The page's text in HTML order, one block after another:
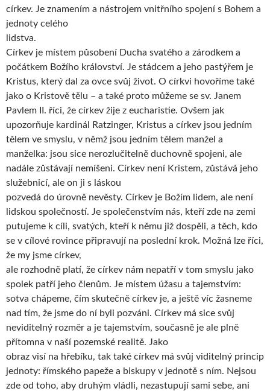
církev. Je znamením a nástrojem vnitřního spojení s Bohem a
jednoty celého
lidstva.
Církev je místem působení Ducha svatého a zárodkem a
počátkem Božího království. Je stádcem a jeho pastýřem je
Kristus, který dal za ovce svůj život. O církvi hovoříme také
jako o Kristově tělu – a také proto můžeme se sv. Janem
Pavlem II. říci, že církev žije z eucharistie. Ovšem jak
upozorňuje kardinál Ratzinger, Kristus a církev jsou jedním
tělem ve smyslu, v němž jsou jedním tělem manžel a
manželka: jsou sice nerozlučitelně duchovně spojeni, ale
nadále zůstávají nemíšeni. Církev není Kristem, zůstává jeho
služebnicí, ale on ji s láskou
pozvedá do úrovně nevěsty. Církev je Božím lidem, ale není
lidskou společností. Je společenstvím nás, kteří zde na zemi
putujeme k cíli, svatých, kteří k němu již dospěli, a těch, kdo
se v cílové rovince připravují na poslední krok. Možná lze říci,
že my jsme církev,
ale rozhodně platí, že církev nám nepatří v tom smyslu jako
spolek patří jeho členům. Je místem úžasu a tajemstvím:
sotva chápeme, čím skutečně církev je, a ještě víc žasneme
nad tím, že jsme do ní byli pozváni. Církev má sice svůj
neviditelný rozměr a je tajemstvím, současně je ale plně
přítomna v naší pozemské realitě. Jako
obraz visí na hřebíku, tak také církev má svůj viditelný princip
jednoty: římského papeže a biskupy v jednotě s ním. Nejsou
zde od toho, aby druhým vládli, nezastupují sami sebe, ani